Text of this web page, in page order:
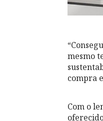
mesmo
compra
Com o